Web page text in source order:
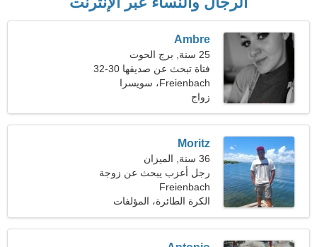
Ambre
25 سنة, برج الحوت
فتاة تبحث عن صديقها 30-32
Freienbach، سويسرا
زواج
Moritz
36 سنة, الميزان
رجل أعزب يبحث عن زوجة
29-34
Freienbach
الكرة الطائرة، المؤلفات